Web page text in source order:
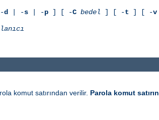
-d | -s | -p ] [ -C bedel ] [ -t ] [ -v
komut satırından verilir. Parola komut